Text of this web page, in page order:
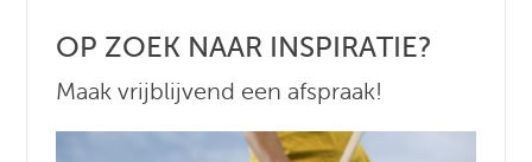
OP ZOEK NAAR INSPIRATIE?
Maak vrijblijvend een afspraak!